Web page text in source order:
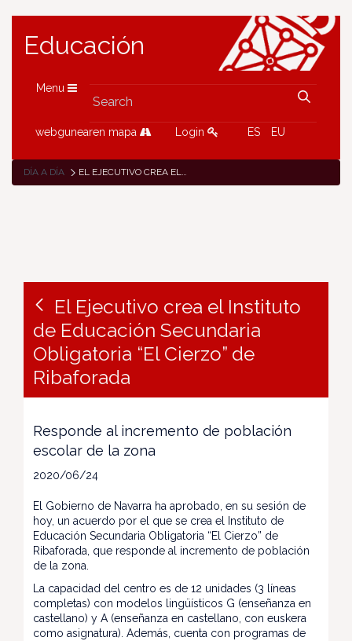
Educación
Menu
webgunearen mapa Login ES EU
DÍA A DÍA EL EJECUTIVO CREA EL INSTITUTO DE EDUCACIÓN SECUNDARIA OBLIGATORIA “EL CIERZO” DE RIBAFORADA
El Ejecutivo crea el Instituto
de Educación Secundaria
Obligatoria “El Cierzo” de
Ribaforada
Responde al incremento de población
escolar de la zona
2020/06/24
El Gobierno de Navarra ha aprobado, en su sesión de
hoy, un acuerdo por el que se crea el Instituto de
Educación Secundaria Obligatoria “El Cierzo” de
Ribaforada, que responde al incremento de población
de la zona.
La capacidad del centro es de 12 unidades (3 líneas
completas) con modelos lingüísticos G (enseñanza en
castellano) y A (enseñanza en castellano, con euskera
como asignatura). Además, cuenta con programas de